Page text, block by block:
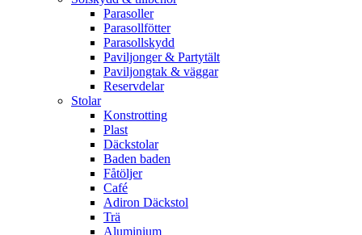
Parasoller
Parasollfötter
Parasollskydd
Paviljonger & Partytält
Paviljongtak & väggar
Reservdelar
Stolar
Konstrotting
Plast
Däckstolar
Baden baden
Fåtöljer
Café
Adiron Däckstol
Trä
Aluminium